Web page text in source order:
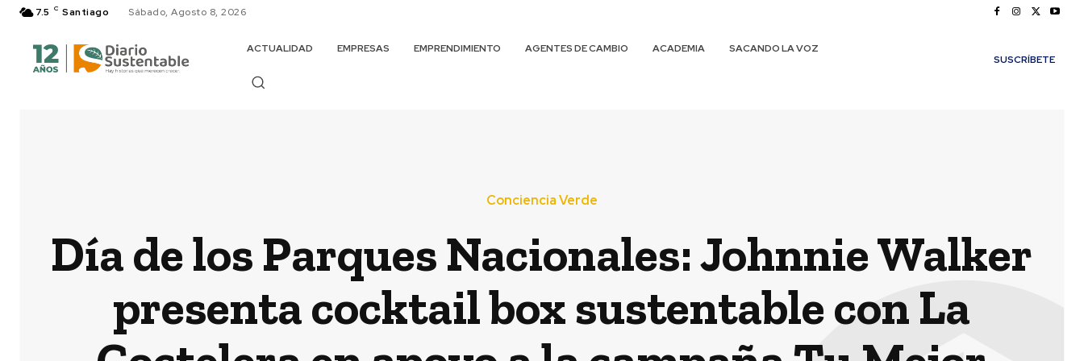
7.5 C Santiago Sábado, Agosto 8, 2026
ACTUALIDAD EMPRESAS EMPRENDIMIENTO AGENTES DE CAMBIO ACADEMIA
SACANDO LA VOZ
SUSCRÍBETE
Conciencia Verde
Día de los Parques Nacionales: Johnnie Walker
presenta cocktail box sustentable con La